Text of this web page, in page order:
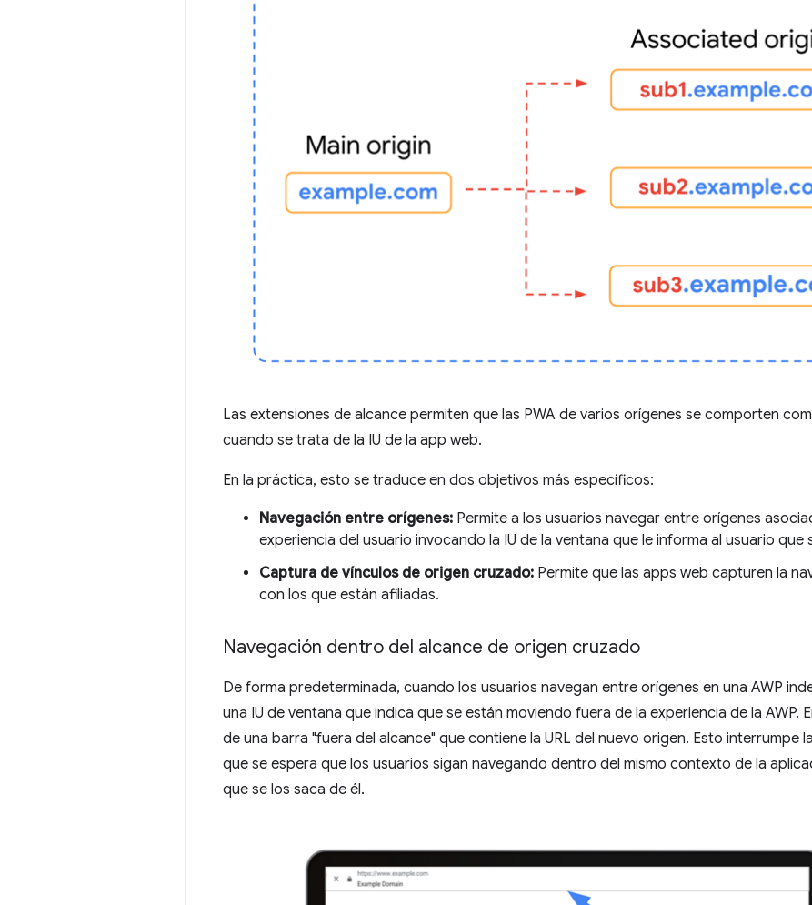
Las extensiones de alcance permiten que las PWA de varios orígenes se comporten
cuando se trata de la IU de la app web.
En la práctica, esto se traduce en dos objetivos más específicos:
Navegación entre orígenes: Permite a los usuarios navegar entre orígenes
experiencia del usuario invocando la IU de la ventana que le informa al usuario que
Captura de vínculos de origen cruzado: Permite que las apps web capturen la
con los que están afiliadas.
Navegación dentro del alcance de origen cruzado
De forma predeterminada, cuando los usuarios navegan entre orígenes en una AWP
una IU de ventana que indica que se están moviendo fuera de la experiencia de la AWP.
de una barra "fuera del alcance" que contiene la URL del nuevo origen. Esto interrumpe
que se espera que los usuarios sigan navegando dentro del mismo contexto de la
que se los saca de él.